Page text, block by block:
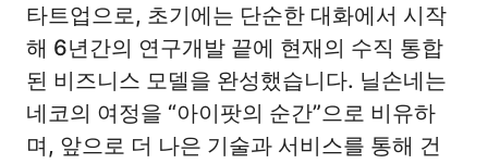
타트업으로, 초기에는 단순한 대화에서 시작
해 6년간의 연구개발 끝에 현재의 수직 통합
된 비즈니스 모델을 완성했습니다. 닐손네는
네코의 여정을 “아이팟의 순간”으로 비유하
며, 앞으로 더 나은 기술과 서비스를 통해 건